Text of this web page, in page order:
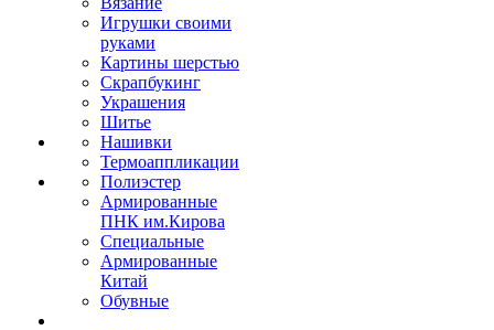
Игрушки своими
руками
Картины шерстью
Скрапбукинг
Украшения
Шитье
Нашивки
Термоаппликации
Полиэстер
Армированные
ПНК им.Кирова
Специальные
Армированные
Китай
Обувные